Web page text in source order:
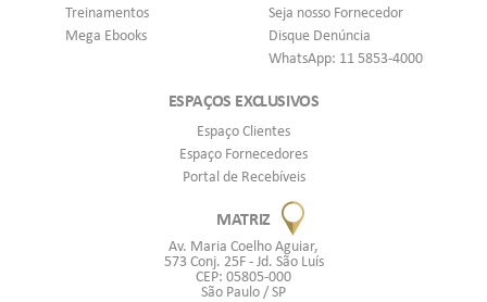
Treinamentos
Mega Ebooks
Seja nosso Fornecedor
Disque Denúncia
WhatsApp: 11 5853-4000
ESPAÇOS EXCLUSIVOS
Espaço Clientes
Espaço Fornecedores
Portal de Recebíveis
MATRIZ
Av. Maria Coelho Aguiar,
573 Conj. 25F - Jd. São Luís
CEP: 05805-000
São Paulo / SP